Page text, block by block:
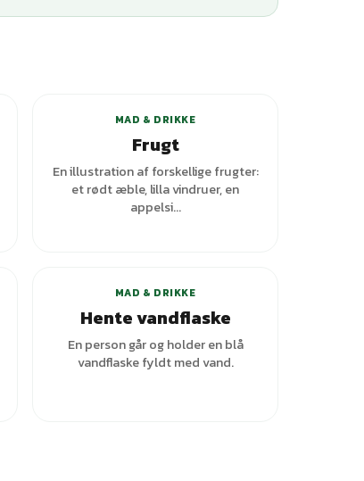
MAD & DRIKKE
Frugt
En illustration af forskellige frugter:
et rødt æble, lilla vindruer, en
appelsi...
MAD & DRIKKE
Hente vandflaske
En person går og holder en blå
vandflaske fyldt med vand.